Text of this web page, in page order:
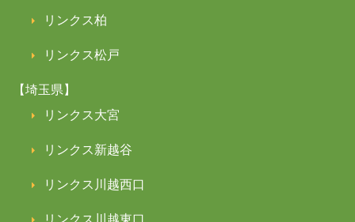
リンクス柏
リンクス松戸
【埼玉県】
リンクス大宮
リンクス新越谷
リンクス川越西口